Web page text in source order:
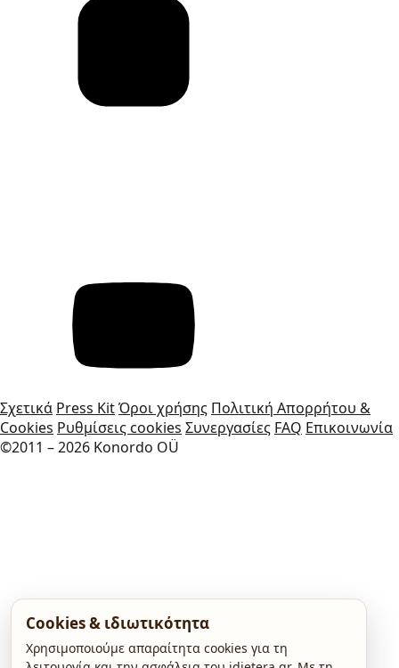
Σχετικά Press KitΌροι χρήσης Πολιτική Απορρήτου &
Cookies Ρυθμίσεις cookies Συνεργασίες FAQ Επικοινωνία
©2011 – 2026 Konordo OÜ
Cookies & ιδιωτικότητα
Χρησιμοποιούμε απαραίτητα cookies για τη